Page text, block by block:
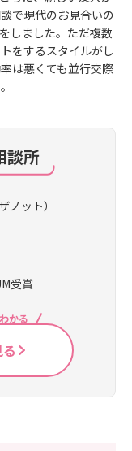
で現代のお見合いの
しました。ただ複数
をするスタイルがし
は悪くても並行交際
談所
ット）
受賞
かる